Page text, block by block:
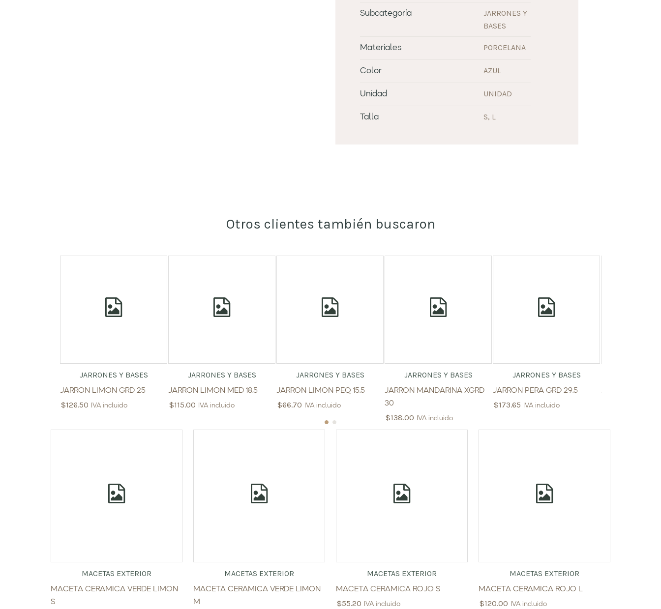
Subcategoría
JARRONES Y
BASES
Materiales PORCELANA
Color AZUL
Unidad UNIDAD
Talla S, L
Otros clientes también buscaron
JARRONES Y BASES
JARRON LIMON GRD 25
$126.50 IVA incluido
JARRONES Y BASES
JARRON LIMON MED 18.5
$115.00 IVA incluido
JARRONES Y BASES
JARRON LIMON PEQ 15.5
$66.70 IVA incluido
JARRONES Y BASES
JARRON MANDARINA XGRD
30
$138.00 IVA incluido
JARRONES Y BASES
JARRON PERA GRD 29.5
$173.65 IVA incluido
JARRON PERA
MACETAS EXTERIOR
MACETA CERAMICA VERDE LIMON
S
MACETAS EXTERIOR
MACETA CERAMICA VERDE LIMON
M
MACETAS EXTERIOR
MACETA CERAMICA ROJO S
$55.20 IVA incluido
MACETAS EXTERIOR
MACETA CERAMICA ROJO L
$120.00 IVA incluido